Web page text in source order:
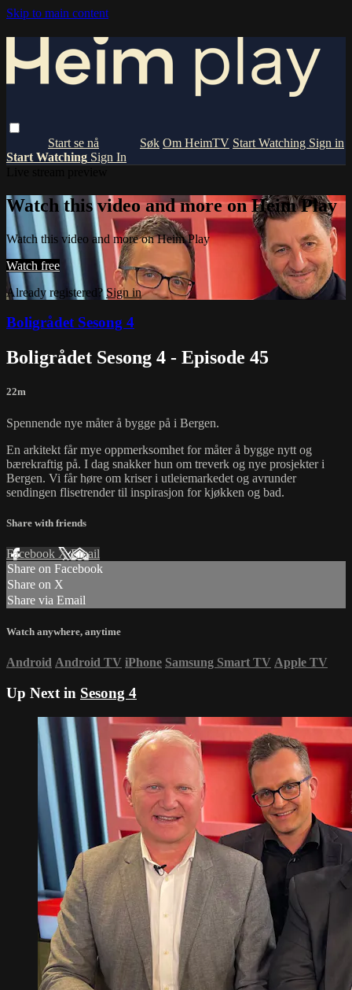
Skip to main content
Om HeimTV Start Watching Sign in
Start Watching Sign In
Watch this video and more on Heim Play
Watch this video and more on Heim Play
Watch free
Already registered?Sign in
Boligrådet Sesong 4
Boligrådet Sesong 4 - Episode 45
22m
Spennende nye måter å bygge på i Bergen.
En arkitekt får mye oppmerksomhet for måter å bygge nytt og
bærekraftig på. I dag snakker hun om treverk og nye prosjekter i
Bergen. Vi får høre om kriser i utleiemarkedet og avrunder
sendingen flisetrender til inspirasjon for kjøkken og bad.
Share with friends
Facebook XEmail
Share on Facebook
Share on X
Share via Email
Watch anywhere, anytime
Android Android TV iPhone Samsung Smart TV Apple TV
Up Next in Sesong 4